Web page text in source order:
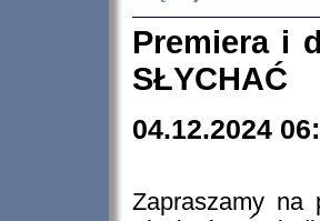
Premiera i
SŁYCHAĆ
04.12.2024
Zapraszamy